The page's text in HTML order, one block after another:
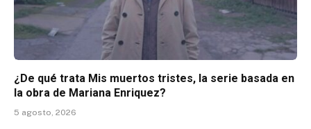
¿De qué trata Mis muertos tristes, la serie basada en
la obra de Mariana Enriquez?
5 agosto, 2026